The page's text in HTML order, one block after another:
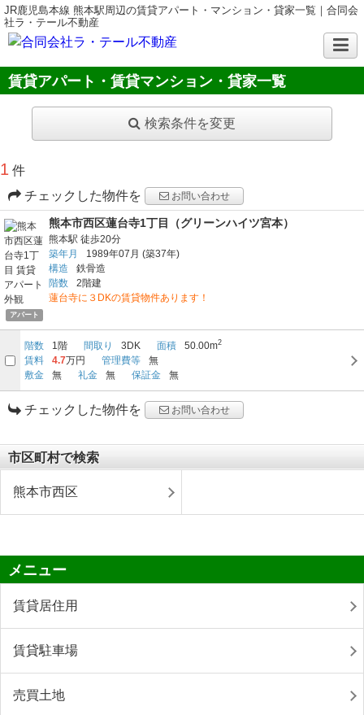
JR鹿児島本線 熊本駅周辺の賃貸アパート・マンション・貸家一覧｜合同会
社ラ・テール不動産
賃貸アパート・賃貸マンション・貸家一覧
検索条件を変更
1 件
チェックした物件を
お問い合わせ
アパート
熊本市西区蓮台寺1丁目（グリーンハイツ宮本）
熊本駅 徒歩20分
築年月
1989年07月 (築37年)
構造
鉄骨造
階数
2階建
蓮台寺に３DKの賃貸物件あります！
階数 1階 間取り 3DK 面積 50.00m2
賃料 4.7万円 管理費等
無
敷金
無 礼金 無 保証金 無
チェックした物件を お問い合わせ
市区町村で検索
熊本市西区
メニュー
賃貸居住用
賃貸駐車場
売買土地